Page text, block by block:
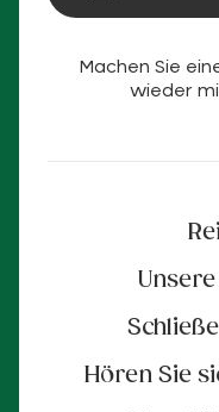
Machen Sie
wieder
Hören Sie